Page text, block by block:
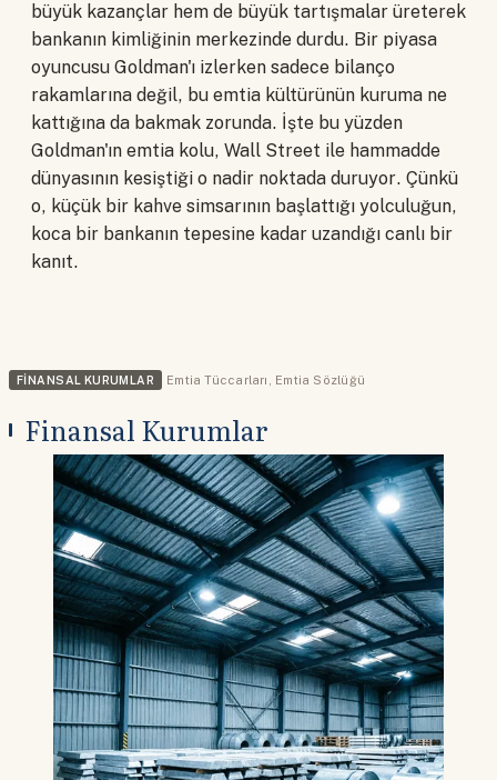
büyük kazançlar hem de büyük tartışmalar üreterek
bankanın kimliğinin merkezinde durdu. Bir piyasa
oyuncusu Goldman'ı izlerken sadece bilanço
rakamlarına değil, bu emtia kültürünün kuruma ne
kattığına da bakmak zorunda. İşte bu yüzden
Goldman'ın emtia kolu, Wall Street ile hammadde
dünyasının kesiştiği o nadir noktada duruyor. Çünkü
o, küçük bir kahve simsarının başlattığı yolculuğun,
koca bir bankanın tepesine kadar uzandığı canlı bir
kanıt.
FINANSAL KURUMLAR Emtia Tüccarları , Emtia Sözlüğü
Finansal Kurumlar